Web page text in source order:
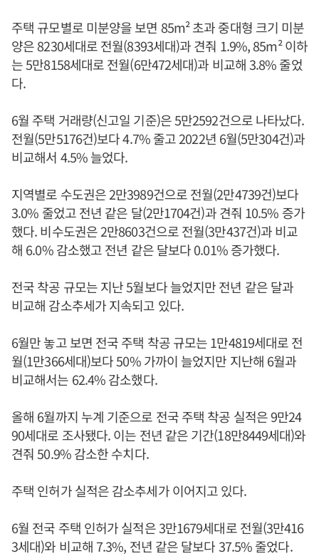
주택 규모별로 미분양을 보면 85m² 초과 중대형 크기 미분
양은 8230세대로 전월(8393세대)과 견줘 1.9%, 85m² 이하
는 5만8158세대로 전월(6만472세대)과 비교해 3.8% 줄었
다.
6월 주택 거래량(신고일 기준)은 5만2592건으로 나타났다.
전월(5만5176건)보다 4.7% 줄고 2022년 6월(5만304건)과
비교해서 4.5% 늘었다.
지역별로 수도권은 2만3989건으로 전월(2만4739건)보다
3.0% 줄었고 전년 같은 달(2만1704건)과 견줘 10.5% 증가
했다. 비수도권은 2만8603건으로 전월(3만437건)과 비교
해 6.0% 감소했고 전년 같은 달보다 0.01% 증가했다.
전국 착공 규모는 지난 5월보다 늘었지만 전년 같은 달과
비교해 감소추세가 지속되고 있다.
6월만 놓고 보면 전국 주택 착공 규모는 1만4819세대로 전
월(1만366세대)보다 50% 가까이 늘었지만 지난해 6월과
비교해서는 62.4% 감소했다.
올해 6월까지 누계 기준으로 전국 주택 착공 실적은 9만24
90세대로 조사됐다. 이는 전년 같은 기간(18만8449세대)와
견줘 50.9% 감소한 수치다.
주택 인허가 실적은 감소추세가 이어지고 있다.
6월 전국 주택 인허가 실적은 3만1679세대로 전월(3만416
3세대)와 비교해 7.3%, 전년 같은 달보다 37.5% 줄었다.